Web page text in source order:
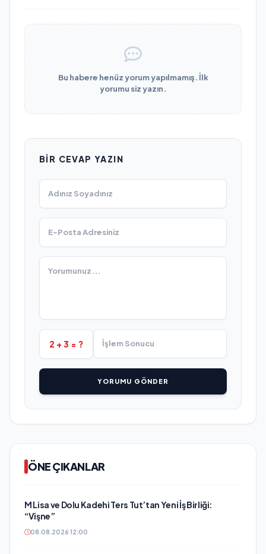
Bu habere henüz yorum yapılmamış. İlk
yorumu siz yazın.
BIR CEVAP YAZIN
2 + 3 = ?
YORUMU GÖNDER
ÖNE ÇIKANLAR
M Lisa ve Dolu Kadehi Ters Tut’tan Yeni İş Birliği:
“Vişne”
08.08.2026 12:00